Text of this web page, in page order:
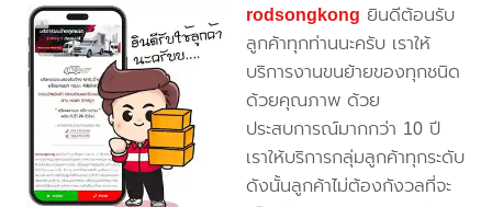
rodsongkong ยินดีต้อนรับ
ลูกค้าทุกท่านนะครับ เราให้
บริการงานขนย้ายของทุกชนิด
ด้วยคุณภาพ ด้วย
ประสบการณ์มากกว่า 10 ปี
เราให้บริการกลุ่มลูกค้าทุกระดับ
ดังนั้นลูกค้าไม่ต้องกังวลที่จะ